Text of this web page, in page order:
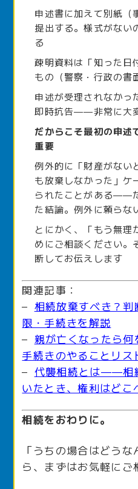
申述書に加えて別紙（
提出する。様式がない
る
疎明資料は「知った日
もの（警察・行政の書
申述が受理されなかっ
即時抗告——非常に大
だからこそ最初の申述
重要
例外的に「財産がない
も放棄しなかった」ケ
られたことがある——
た結論。例外に頼らな
とにかく、「もう無理
めにご相談ください。
断してお伝えします
関連記事：
– 相続放棄すべき？
限・手続きを解説
– 親が亡くなったら
手続きのやることリス
– 代襲相続とは——相
いたとき、権利はどこ
相続をおわりに。
「うちの場合はどう
ら、まずはお気軽にご